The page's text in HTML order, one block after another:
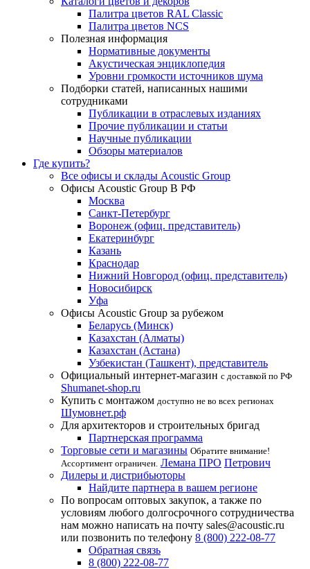
Палитра цветов RAL Сlassic
Палитра цветов NCS
Полезная информация
Нормативные документы
Акустическая энциклопедия
Уровни громкости источников шума
Подборки статей, написанных нашими
сотрудниками
Публикации в отраслевых изданиях
Прочие публикации и статьи
Научные публикации
Обзоры материалов
Где купить?
Все офисы и склады Acoustic Group
Офисы Acoustic Group В РФ
Москва
Санкт-Петербург
Воронеж (офиц. представитель)
Екатеринбург
Казань
Краснодар
Нижний Новгород (офиц. представитель)
Новосибирск
Уфа
Офисы Acoustic Group за рубежом
Беларусь (Минск)
Казахстан (Алматы)
Казахстан (Астана)
Узбекистан (Ташкент), представитель
Официальный интернет-магазин с доставкой по РФ
Shumanet-shop.ru
Купить с монтажом доступно не во всех регионах
Шумовнет.рф
Для архитекторов и строительных бригад
Партнерская программа
Торговые сети и магазины Обратите внимание!
Ассортимент ограничен. Лемана ПРО Петрович
Дилеры и дистрибьюторы
Найдите партнера в вашем регионе
По вопросам оптовых закупок, а также по
условиям любого долгосрочного сотрудничества
нам можно написать на почту sales@acoustic.ru
или позвонить по телефону 8 (800) 222-08-77
Обратная связь
8 (800) 222-08-77